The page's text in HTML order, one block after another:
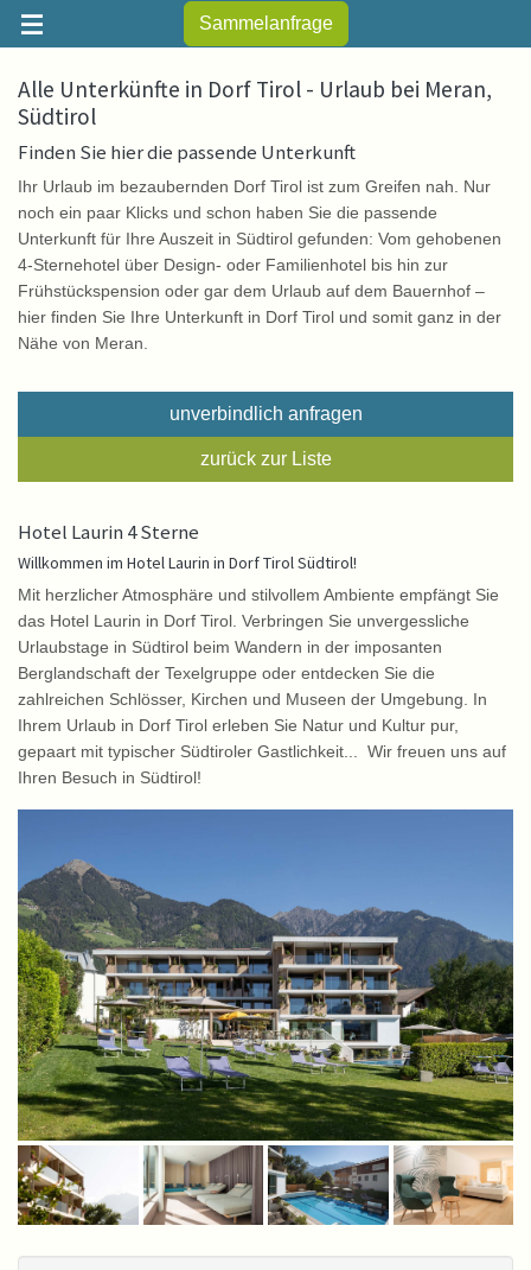
Sammelanfrage
Alle Unterkünfte in Dorf Tirol - Urlaub bei Meran,
Südtirol
Finden Sie hier die passende Unterkunft
Ihr Urlaub im bezaubernden Dorf Tirol ist zum Greifen nah. Nur
noch ein paar Klicks und schon haben Sie die passende
Unterkunft für Ihre Auszeit in Südtirol gefunden: Vom gehobenen
4-Sternehotel über Design- oder Familienhotel bis hin zur
Frühstückspension oder gar dem Urlaub auf dem Bauernhof –
hier finden Sie Ihre Unterkunft in Dorf Tirol und somit ganz in der
Nähe von Meran.
unverbindlich anfragen
zurück zur Liste
Hotel Laurin 4 Sterne
Willkommen im Hotel Laurin in Dorf Tirol Südtirol!
Mit herzlicher Atmosphäre und stilvollem Ambiente empfängt Sie
das Hotel Laurin in Dorf Tirol. Verbringen Sie unvergessliche
Urlaubstage in Südtirol beim Wandern in der imposanten
Berglandschaft der Texelgruppe oder entdecken Sie die
zahlreichen Schlösser, Kirchen und Museen der Umgebung. In
Ihrem Urlaub in Dorf Tirol erleben Sie Natur und Kultur pur,
gepaart mit typischer Südtiroler Gastlichkeit... Wir freuen uns auf
Ihren Besuch in Südtirol!